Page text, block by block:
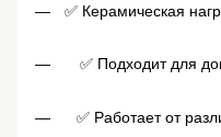
✅ Керамическая
✅ Подходит для
✅ Работает от